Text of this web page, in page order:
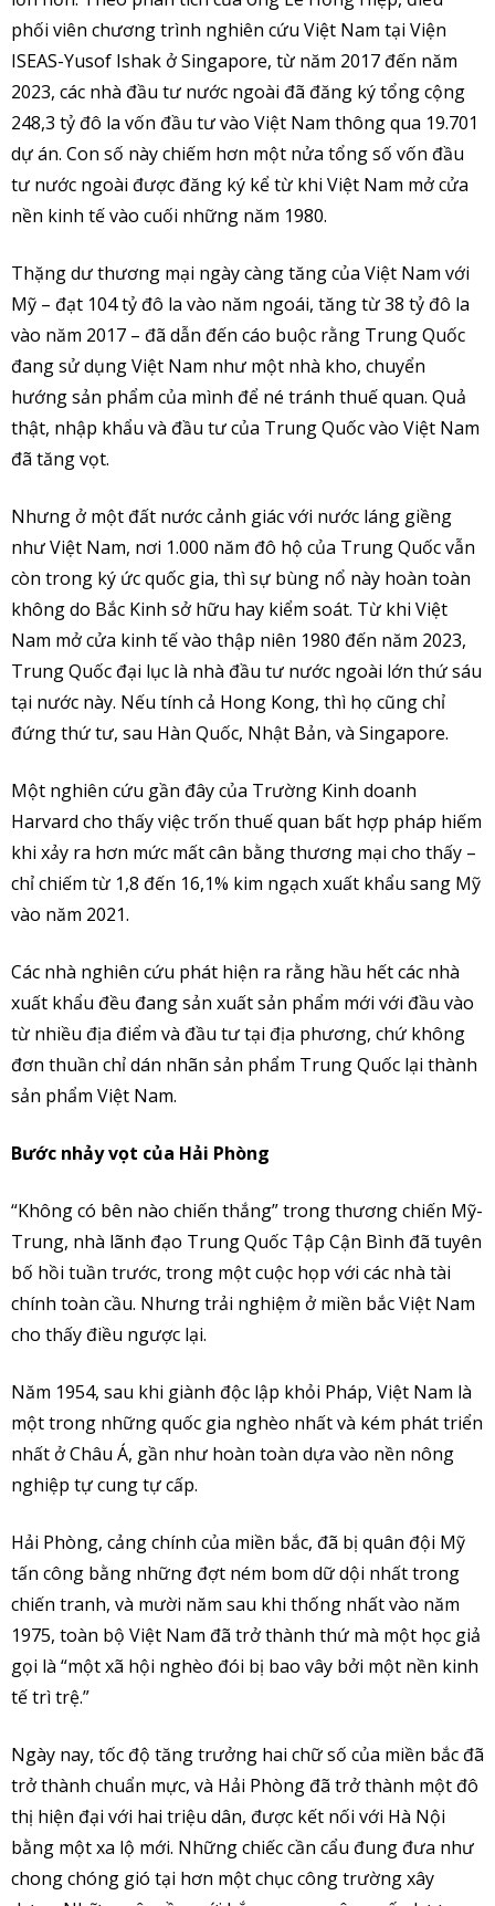
phối viên chương trình nghiên cứu Việt Nam tại Viện
ISEAS-Yusof Ishak ở Singapore, từ năm 2017 đến năm
2023, các nhà đầu tư nước ngoài đã đăng ký tổng cộng
248,3 tỷ đô la vốn đầu tư vào Việt Nam thông qua 19.701
dự án. Con số này chiếm hơn một nửa tổng số vốn đầu
tư nước ngoài được đăng ký kể từ khi Việt Nam mở cửa
nền kinh tế vào cuối những năm 1980.
Thặng dư thương mại ngày càng tăng của Việt Nam với
Mỹ – đạt 104 tỷ đô la vào năm ngoái, tăng từ 38 tỷ đô la
vào năm 2017 – đã dẫn đến cáo buộc rằng Trung Quốc
đang sử dụng Việt Nam như một nhà kho, chuyển
hướng sản phẩm của mình để né tránh thuế quan. Quả
thật, nhập khẩu và đầu tư của Trung Quốc vào Việt Nam
đã tăng vọt.
Nhưng ở một đất nước cảnh giác với nước láng giềng
như Việt Nam, nơi 1.000 năm đô hộ của Trung Quốc vẫn
còn trong ký ức quốc gia, thì sự bùng nổ này hoàn toàn
không do Bắc Kinh sở hữu hay kiểm soát. Từ khi Việt
Nam mở cửa kinh tế vào thập niên 1980 đến năm 2023,
Trung Quốc đại lục là nhà đầu tư nước ngoài lớn thứ sáu
tại nước này. Nếu tính cả Hong Kong, thì họ cũng chỉ
đứng thứ tư, sau Hàn Quốc, Nhật Bản, và Singapore.
Một nghiên cứu gần đây của Trường Kinh doanh
Harvard cho thấy việc trốn thuế quan bất hợp pháp hiếm
khi xảy ra hơn mức mất cân bằng thương mại cho thấy –
chỉ chiếm từ 1,8 đến 16,1% kim ngạch xuất khẩu sang Mỹ
vào năm 2021.
Các nhà nghiên cứu phát hiện ra rằng hầu hết các nhà
xuất khẩu đều đang sản xuất sản phẩm mới với đầu vào
từ nhiều địa điểm và đầu tư tại địa phương, chứ không
đơn thuần chỉ dán nhãn sản phẩm Trung Quốc lại thành
sản phẩm Việt Nam.
Bước nhảy vọt của Hải Phòng
“Không có bên nào chiến thắng” trong thương chiến Mỹ-
Trung, nhà lãnh đạo Trung Quốc Tập Cận Bình đã tuyên
bố hồi tuần trước, trong một cuộc họp với các nhà tài
chính toàn cầu. Nhưng trải nghiệm ở miền bắc Việt Nam
cho thấy điều ngược lại.
Năm 1954, sau khi giành độc lập khỏi Pháp, Việt Nam là
một trong những quốc gia nghèo nhất và kém phát triển
nhất ở Châu Á, gần như hoàn toàn dựa vào nền nông
nghiệp tự cung tự cấp.
Hải Phòng, cảng chính của miền bắc, đã bị quân đội Mỹ
tấn công bằng những đợt ném bom dữ dội nhất trong
chiến tranh, và mười năm sau khi thống nhất vào năm
1975, toàn bộ Việt Nam đã trở thành thứ mà một học giả
gọi là “một xã hội nghèo đói bị bao vây bởi một nền kinh
tế trì trệ.”
Ngày nay, tốc độ tăng trưởng hai chữ số của miền bắc đã
trở thành chuẩn mực, và Hải Phòng đã trở thành một đô
thị hiện đại với hai triệu dân, được kết nối với Hà Nội
bằng một xa lộ mới. Những chiếc cần cẩu đung đưa như
chong chóng gió tại hơn một chục công trường xây